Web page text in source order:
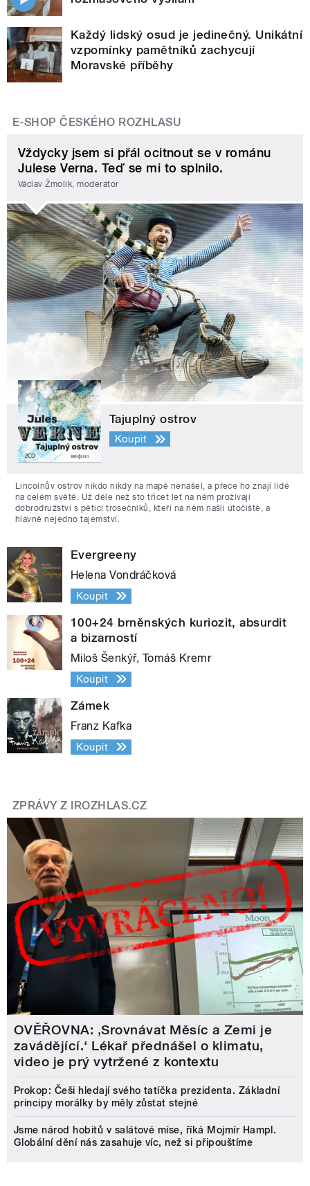
Každý lidský osud je jedinečný. Unikátní
vzpomínky pamětníků zachycují
Moravské příběhy
E-SHOP ČESKÉHO ROZHLASU
Vždycky jsem si přál ocitnout se v románu
Julese Verna. Teď se mi to splnilo.
Václav Žmolík, moderátor
Tajuplný ostrov
Koupit
Lincolnův ostrov nikdo nikdy na mapě nenašel, a přece ho znají lidé
na celém světě. Už déle než sto třicet let na něm prožívají
dobrodružství s pěticí trosečníků, kteří na něm našli útočiště, a
hlavně nejedno tajemství.
Evergreeny
Helena Vondráčková
Koupit
100+24 brněnských kuriozit, absurdit
a bizarností
Miloš Šenkýř, Tomáš Kremr
Koupit
Zámek
Franz Kafka
Koupit
ZPRÁVY Z IROZHLAS.CZ
OVĚŘOVNA: ‚Srovnávat Měsíc a Zemi je
zavádějící.‘ Lékař přednášel o klimatu,
video je prý vytržené z kontextu
Prokop: Češi hledají svého tatíčka prezidenta. Základní
principy morálky by měly zůstat stejné
Jsme národ hobitů v salátové míse, říká Mojmír Hampl.
Globální dění nás zasahuje víc, než si připouštíme